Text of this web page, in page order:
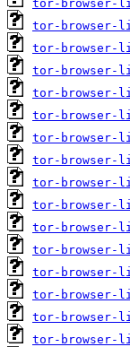
tor-browser-
tor-browser-
tor-browser-
tor-browser-
tor-browser-
tor-browser-
tor-browser-
tor-browser-
tor-browser-
tor-browser-
tor-browser-
tor-browser-
tor-browser-
tor-browser-
tor-browser-
tor-browser-